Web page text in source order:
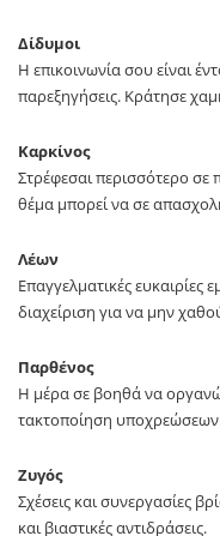
Δίδυμοι
Η επικοινωνία σου είναι
παρεξηγήσεις. Κράτησε
Καρκίνος
Στρέφεσαι περισσότερο σε
θέμα μπορεί να σε
Λέων
Επαγγελματικές ευκαιρίες
διαχείριση για να μην
Παρθένος
Η μέρα σε βοηθά να
τακτοποίηση
Ζυγός
Σχέσεις και συνεργασίες
και βιαστικές αντιδράσεις.